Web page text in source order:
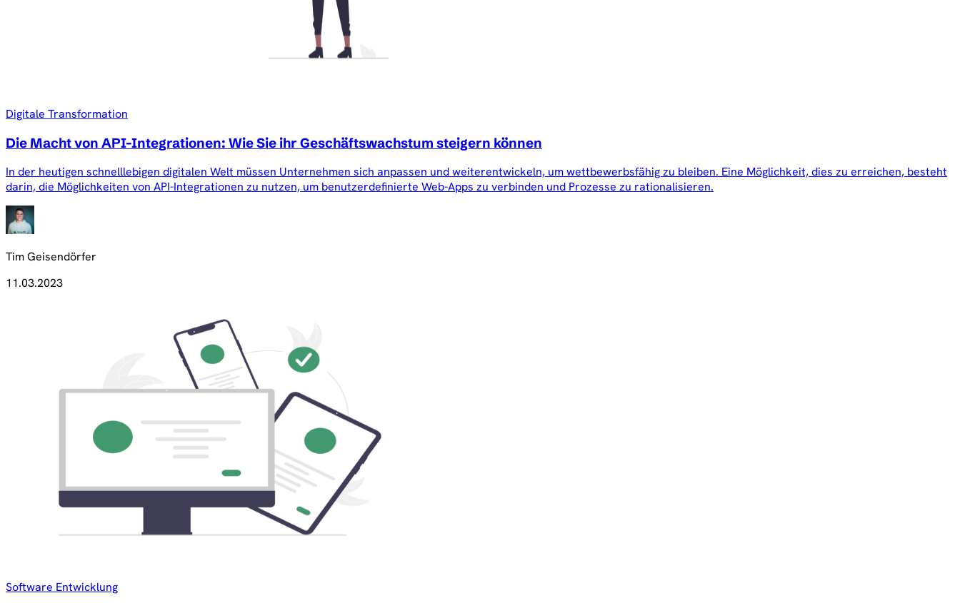
Digitale Transformation
Die Macht von API-Integrationen: Wie Sie ihr Geschäftswachstum steigern können
In der heutigen schnelllebigen digitalen Welt müssen Unternehmen sich anpassen und weiterentwickeln, um wettbewerbsfähig zu bleiben. Eine Möglichkeit, dies zu erreichen, besteht
darin, die Möglichkeiten von API-Integrationen zu nutzen, um benutzerdefinierte Web-Apps zu verbinden und Prozesse zu rationalisieren.
Tim Geisendörfer
11.03.2023
Software Entwicklung